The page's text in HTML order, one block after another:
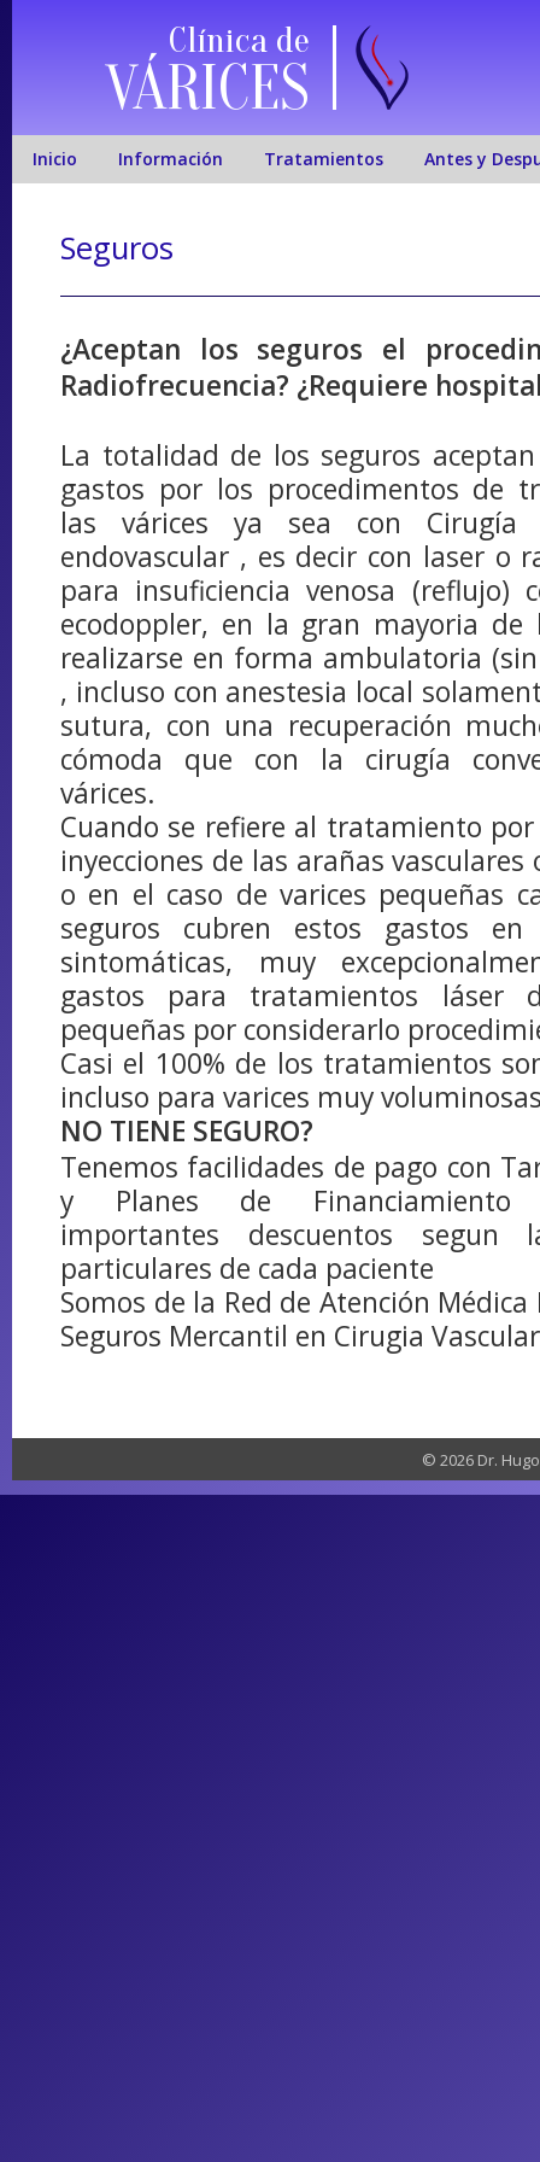
Clínica de
VÁRICES
Inicio Información Tratamientos Antes y
Seguros
¿Aceptan los seguros el
Radiofrecuencia? ¿Requiere
La totalidad de los seguros
gastos por los procedimentos de
las várices ya sea con Cirugía
endovascular , es decir con laser o
para insuficiencia venosa (reflujo)
ecodoppler, en la gran mayoria de
realizarse en forma ambulatoria
, incluso con anestesia local
sutura, con una recuperación
cómoda que con la cirugía
várices.
Cuando se refiere al tratamiento
inyecciones de las arañas
o en el caso de varices pequeñas
seguros cubren estos gastos en
sintomáticas, muy
gastos para tratamientos láser
pequeñas por considerarlo
Casi el 100% de los tratamientos
incluso para varices muy
NO TIENE SEGURO?
Tenemos facilidades de pago con
y Planes de Financiamiento
importantes descuentos segun
particulares de cada paciente
Somos de la Red de Atención Médica
Seguros Mercantil en Cirugia
© 2026 Dr.